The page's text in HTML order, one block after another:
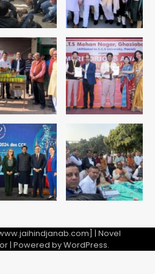
शक्ति-वी अभ्यास में मॉक आॅपरेशन
| Novel
| Powered byWordPress.